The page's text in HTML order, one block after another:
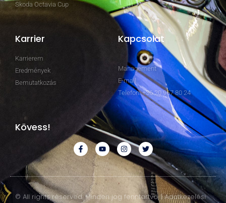
Skoda Octavia Cup
Karrier
Karrierem
Eredmények
Bemutatkozás
Kapcsolat
Management
E-mail
Telefon: +36 20 967 80 24
Kövess!
© All rights reserved. Minden jog fenntartva. | Adatkezelési